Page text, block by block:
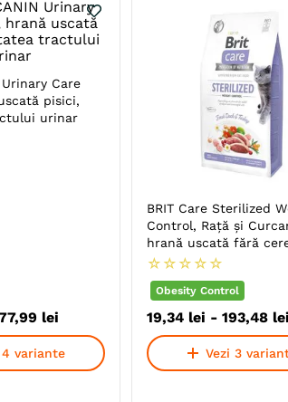
Urinary Care
pisici,
urinar
,99 lei
4 variante
BRIT Care Sterilized
Control, Rață și
hrană uscată fără
pisici sterilizate,
☆ ☆ ☆ ☆ ☆
Obesity Control
19,34 lei - 193,48 lei
Vezi 3